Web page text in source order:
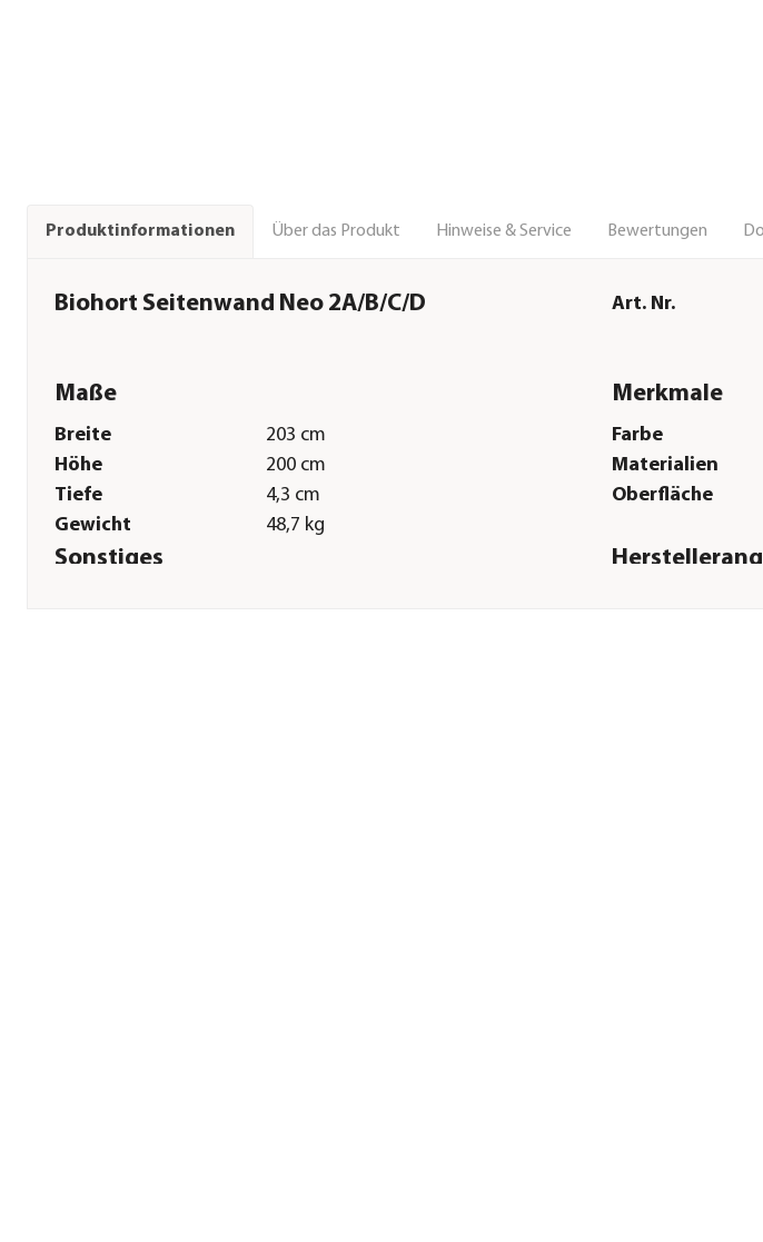
Produktinformationen Über das Produkt Hinweise & Service Bewertungen
Biohort Seitenwand Neo 2A/B/C/D Art. Nr.
Maße
Breite
203 cm
Höhe
200 cm
Tiefe
4,3 cm
Gewicht
48,7 kg
Merkmale
Farbe
Materialien
Oberfläche
Sonstiges